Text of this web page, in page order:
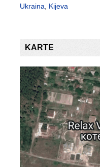
Ukraina Kijeva
KARTE